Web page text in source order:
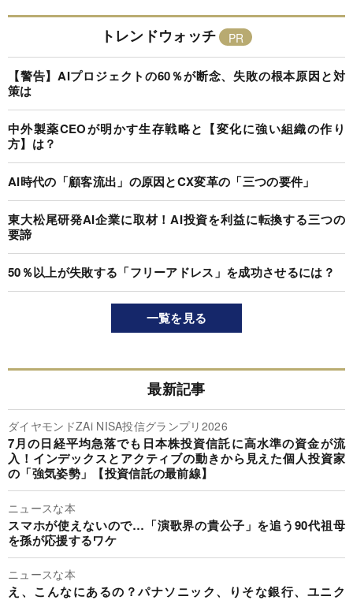
トレンドウォッチ
【警告】AIプロジェクトの60％が断念、失敗の根本原因と対
策は
中外製薬CEOが明かす生存戦略と【変化に強い組織の作り
方】は？
AI時代の「顧客流出」の原因とCX変革の「三つの要件」
東大松尾研発AI企業に取材！AI投資を利益に転換する三つの
要諦
50％以上が失敗する「フリーアドレス」を成功させるには？
一覧を見る
最新記事
ダイヤモンドZAi NISA投信グランプリ2026
7月の日経平均急落でも日本株投資信託に高水準の資金が流
入！インデックスとアクティブの動きから見えた個人投資家
の「強気姿勢」【投資信託の最前線】
ニュースな本
スマホが使えないので…「演歌界の貴公子」を追う90代祖母
を孫が応援するワケ
ニュースな本
え、こんなにあるの？パナソニック、りそな銀行、ユニク